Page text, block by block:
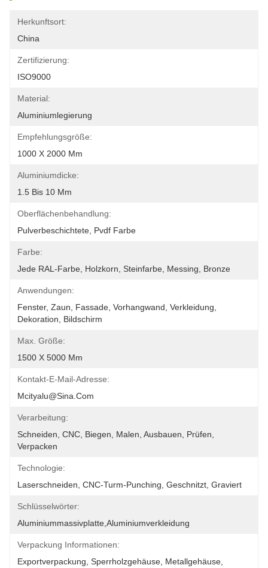
Herkunftsort:
China
Zertifizierung:
ISO9000
Material:
Aluminiumlegierung
Empfehlungsgröße:
1000 X 2000 Mm
Aluminiumdicke:
1.5 Bis 10 Mm
Oberflächenbehandlung:
Pulverbeschichtete, Pvdf Farbe
Farbe:
Jede RAL-Farbe, Holzkorn, Steinfarbe, Messing, Bronze
Anwendungen:
Fenster, Zaun, Fassade, Vorhangwand, Verkleidung,
Dekoration, Bildschirm
Max. Größe:
1500 X 5000 Mm
Kontakt-E-Mail-Adresse:
Mcityalu@sina.com
Verarbeitung:
Schneiden, CNC, Biegen, Malen, Ausbauen, Prüfen,
Verpacken
Technologie:
Laserschneiden, CNC-Turm-Punching, Geschnitzt, Graviert
Schlüsselwörter:
Aluminiummassivplatte,Aluminiumverkleidung
Verpackung Informationen:
Exportverpackung, Sperrholzgehäuse, Metallgehäuse,